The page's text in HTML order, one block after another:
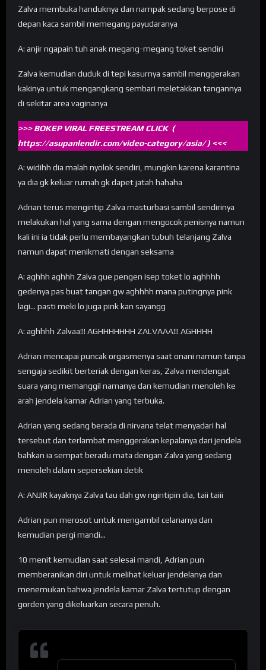
Zalva membuka handuknya dan nampak sedang berpose di
depan kaca sambil memegang payudaranya
A: anjir ngapain tuh anak megang-megang toket sendiri
Zalva kemudian duduk di tepi kasurnya sambil menggerakan
kakinya untuk mengangkang sembari meletakkan tangannya
di sekitar area vaginanya
>>> BOKEP VIRAL FREESTREAM CLICK (
https://asupanlendir.com/video-category/asia/) <<<
A: widihh dia malah nyolok sendiri, mungkin karena karantina
ya dia gk keluar rumah gk dapet jatah hahaha
Adrian terus mengintip Zalva masturbasi sambil sendirinya
melakukan hal yang sama dengan mengocok penisnya namun
kali ini ia tidak perlu membayangkan tubuh telanjang Zalva
namun dapat menikmati dengan seksama
A: aghhh aghhh Zalva gue pengen isep toket lo aghhhh
gedenya pas buat tangan gw aghhhh mana putingnya pink
lagi… pasti meki lo juga pink kan sayangg
A: aghhhh Zalvaa!!! AGHHHHHHH ZALVAAA!!! AGHHHH
Adrian mencapai puncak orgasmenya saat onani namun tanpa
sengaja sedikit berteriak dengan keras, Zalva mendengat
suara yang memanggil namanya dan kemudian menoleh ke
arah jendela kamar Adrian yang terbuka.
Adrian yang sedang berada di nirvana telat menyadari hal
tersebut dan terlambat menggerakan kepalanya dari jendela
bahkan ia sempat beradu mata dengan Zalva yang sedang
menoleh dalam sepersekian detik
A: ANJIR kayaknya Zalva tau dah gw ngintipin dia, taii taiii
Adrian pun merosot untuk mengambil celananya dan
kemudian pergi mandi…
10 menit kemudian saat selesai mandi, Adrian pun
memberanikan diri untuk melihat keluar jendelanya dan
menemukan bahwa jendela kamar Zalva tertutup dengan
gorden yang dikeluarkan secara penuh.